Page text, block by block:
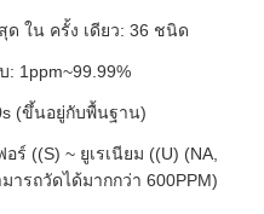
ใน ครั้ง เดียว: 36 ชนิด
: 1ppm~99.99%
(ขึ้นอยู่กับพื้นฐาน)
ร์ ((S) ~ ยูเรเนียม ((U) (NA,
ารถวัดได้มากกว่า 600PPM)